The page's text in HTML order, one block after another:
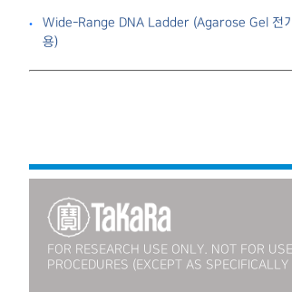
Wide-Range DNA Ladder (Agarose Gel 전
용)
FOR RESEARCH USE ONLY. NOT FOR
PROCEDURES (EXCEPT AS SPECIFICALLY